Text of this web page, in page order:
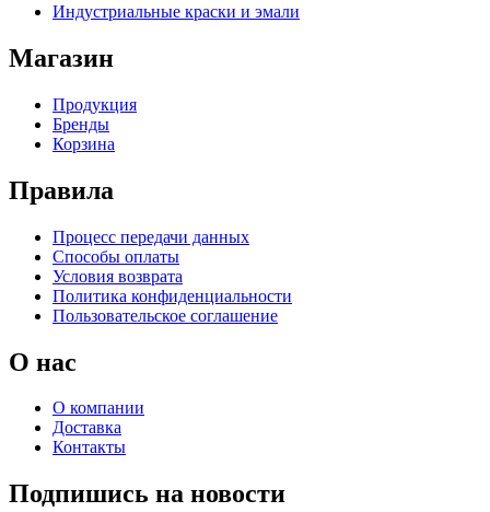
Индустриальные краски и эмали
Магазин
Продукция
Бренды
Корзина
Правила
Процесс передачи данных
Способы оплаты
Условия возврата
Политика конфиденциальности
Пользовательское соглашение
О нас
О компании
Доставка
Контакты
Подпишись на новости